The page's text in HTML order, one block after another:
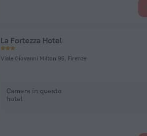
La Fortezza Hotel
Viale Giovanni Milton 95, Firenze
Camera in questo
hotel